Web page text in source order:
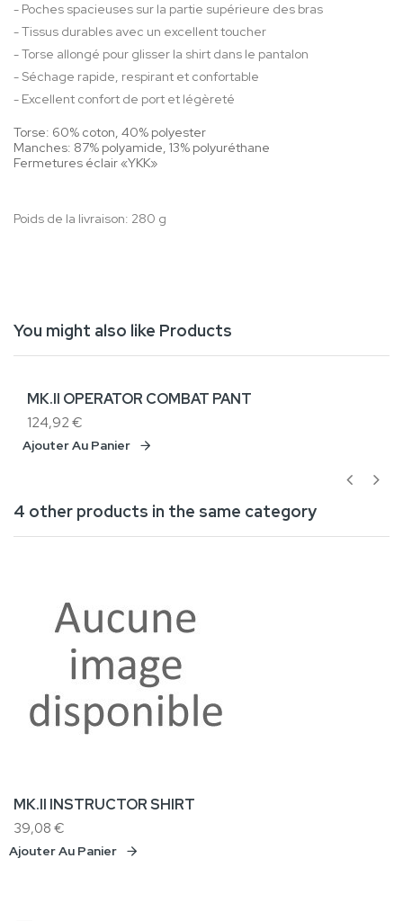
- Poches spacieuses sur la partie supérieure des bras
- Tissus durables avec un excellent toucher
- Torse allongé pour glisser la shirt dans le pantalon
- Séchage rapide, respirant et confortable
- Excellent confort de port et légèreté
Torse: 60% coton, 40% polyester
Manches: 87% polyamide, 13% polyuréthane
Fermetures éclair «YKK»
Poids de la livraison: 280 g
You might also like Products
Ajouter Au Panier
MK.II OPERATOR COMBAT PANT
124,92 €
4 other products in the same category
Ajouter Au Panier
MK.II INSTRUCTOR SHIRT
39,08 €